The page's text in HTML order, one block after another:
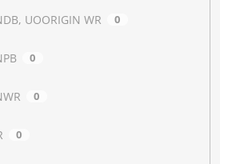
UOORIGIN WR 0
0
0
0